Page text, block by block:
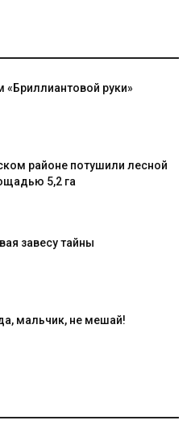
«Бриллиантовой руки»
районе потушили лесной
5,2 га
завесу тайны
мальчик, не мешай!